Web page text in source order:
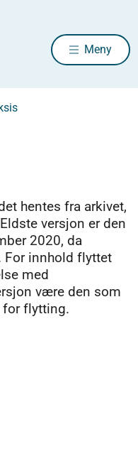
Meny
hentes fra arkivet,
versjon er den
2020, da
For innhold flyttet
med
være den som
for flytting.